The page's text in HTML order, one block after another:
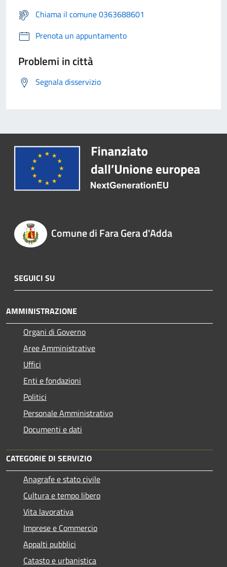
Chiama il comune 0363688601
Prenota un appuntamento
Problemi in città
Segnala disservizio
Comune di Fara Gera d'Adda
SEGUICI SU
AMMINISTRAZIONE
Organi di Governo
Aree Amministrative
Uffici
Enti e fondazioni
Politici
Personale Amministrativo
Documenti e dati
CATEGORIE DI SERVIZIO
Anagrafe e stato civile
Cultura e tempo libero
Vita lavorativa
Imprese e Commercio
Appalti pubblici
Catasto e urbanistica